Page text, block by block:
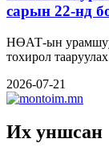
сарын 22-нд
НӨАТ-ын
тохирол
2026-07-21
Их уншсан